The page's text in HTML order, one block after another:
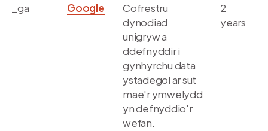
_ga
Google
Cofrestru
dynodiad
unigryw a
ddefnyddir i
gynhyrchu data
ystadegol ar sut
mae'r ymwelydd
yn defnyddio'r
wefan.
2
years